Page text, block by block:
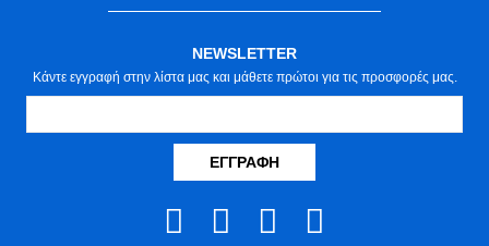
NEWSLETTER
Κάντε εγγραφή στην λίστα μας και μάθετε πρώτοι για τις προσφορές μας.
ΕΓΓΡΑΦΉ